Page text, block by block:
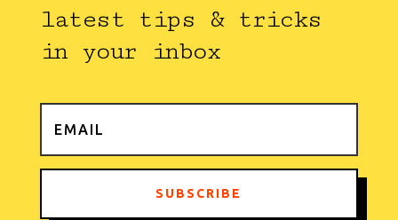
latest tips & tricks
in your inbox
SUBSCRIBE